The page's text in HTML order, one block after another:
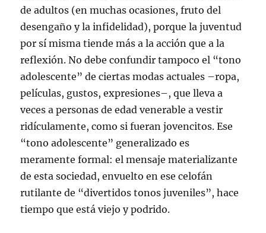
de adultos (en muchas ocasiones, fruto del
desengaño y la infidelidad), porque la juventud
por sí misma tiende más a la acción que a la
reflexión. No debe confundir tampoco el “tono
adolescente” de ciertas modas actuales –ropa,
películas, gustos, expresiones–, que lleva a
veces a personas de edad venerable a vestir
ridículamente, como si fueran jovencitos. Ese
“tono adolescente” generalizado es
meramente formal: el mensaje materializante
de esta sociedad, envuelto en ese celofán
rutilante de “divertidos tonos juveniles”, hace
tiempo que está viejo y podrido.